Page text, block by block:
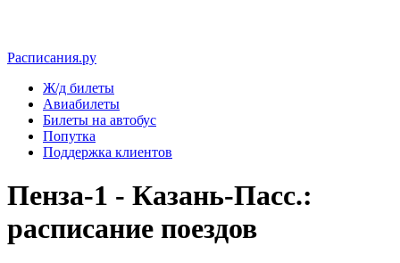
Расписания.ру
Ж/д билеты
Авиабилеты
Билеты на автобус
Попутка
Поддержка клиентов
Пенза-1 - Казань-Пасс.:
расписание поездов